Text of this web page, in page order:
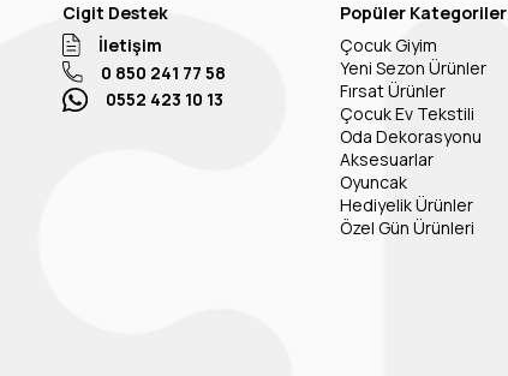
Cigit Destek
İletişim
0 850 241 77 58
0552 423 10 13
Popüler Kategoriler
Çocuk Giyim
Yeni Sezon Ürünler
Fırsat Ürünler
Çocuk Ev Tekstili
Oda Dekorasyonu
Aksesuarlar
Oyuncak
Hediyelik Ürünler
Özel Gün Ürünleri